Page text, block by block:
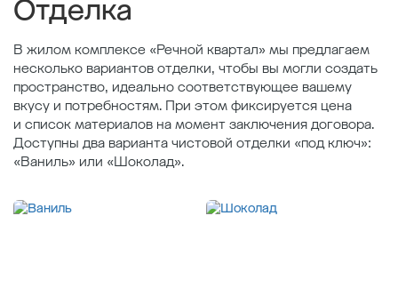
Отделка
В жилом комплексе «Речной квартал» мы предлагаем
несколько вариантов отделки, чтобы вы могли создать
пространство, идеально соответствующее вашему
вкусу и потребностям. При этом фиксируется цена
и список материалов на момент заключения договора.
Доступны два варианта чистовой отделки «под ключ»:
«Ваниль» или «Шоколад».